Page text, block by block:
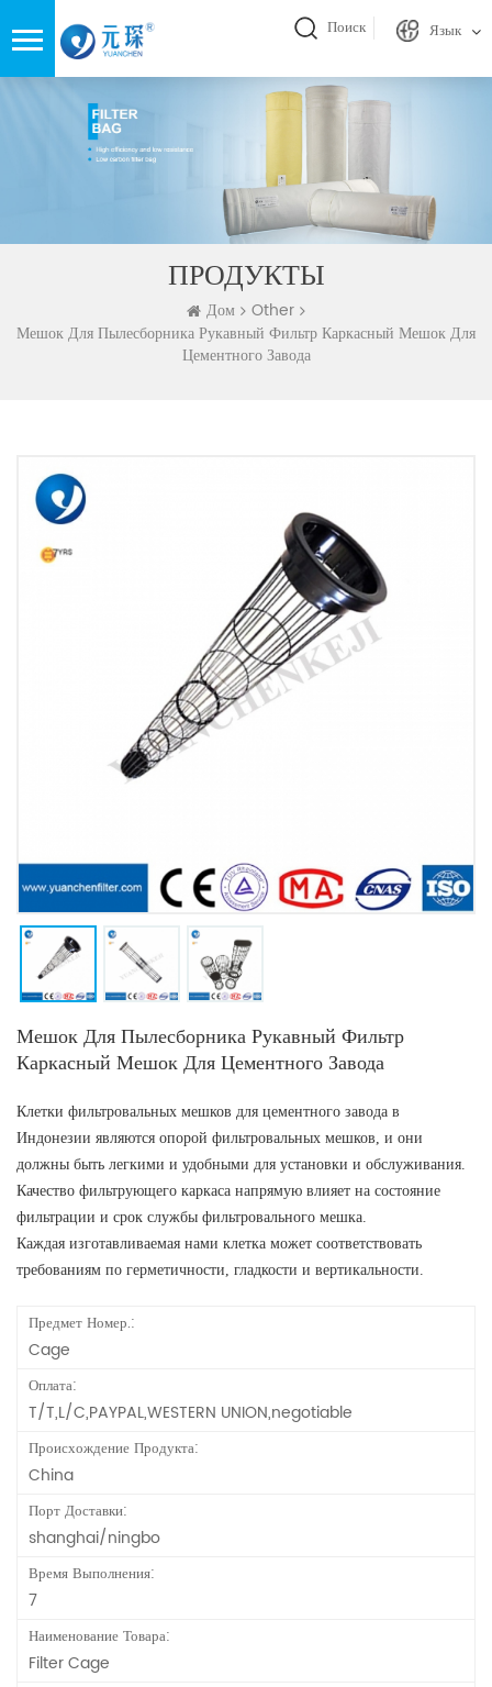
Поиск Язык
ПРОДУКТЫ
Дом
Other
Мешок Для Пылесборника Рукавный Фильтр Каркасный Мешок Для
Цементного Завода
Мешок Для Пылесборника Рукавный Фильтр
Каркасный Мешок Для Цементного Завода
Клетки фильтровальных мешков для цементного завода в
Индонезии являются опорой фильтровальных мешков, и они
должны быть легкими и удобными для установки и обслуживания.
Качество фильтрующего каркаса напрямую влияет на состояние
фильтрации и срок службы фильтровального мешка.
Каждая изготавливаемая нами клетка может соответствовать
требованиям по герметичности, гладкости и вертикальности.
Предмет Номер.:
Cage
Оплата:
T/T,L/C,PAYPAL,WESTERN UNION,negotiable
Происхождение Продукта:
China
Порт Доставки:
shanghai/ningbo
Время Выполнения:
7
Наименование Товара:
Filter Cage